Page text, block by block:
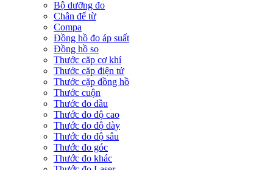
Bộ dưỡng đo
Chân đế từ
Compa
Đồng hồ đo áp suất
Đồng hồ so
Thước cặp cơ khí
Thước cặp điện tử
Thước cặp đồng hồ
Thước cuộn
Thước đo dầu
Thước đo độ cao
Thước đo độ dày
Thước đo độ sâu
Thước đo góc
Thước đo khác